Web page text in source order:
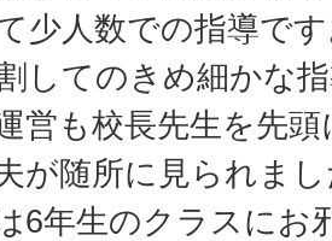
少人数での指導で
してのきめ細かな
営も校長先生を先
が随所に見られま
6年生のクラスにお